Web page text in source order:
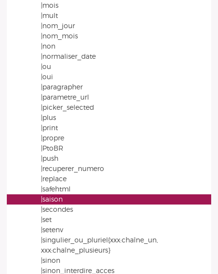
|mois
|mult
|nom_jour
|nom_mois
|non
|normaliser_date
|ou
|oui
|paragrapher
|parametre_url
|picker_selected
|plus
|print
|propre
|PtoBR
|push
|recuperer_numero
|replace
|safehtml
|saison
|secondes
|set
|setenv
|singulier_ou_pluriel{xxx:chaîne_un,
xxx:chaîne_plusieurs}
|sinon
|sinon_interdire_acces